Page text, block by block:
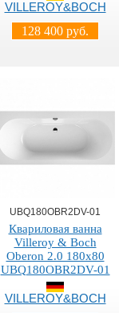
VILLEROY&BOCH
128 400 руб.
UBQ180OBR2DV-01
Квариловая ванна
Villeroy & Boch
Oberon 2.0 180х80
UBQ180OBR2DV-01
VILLEROY&BOCH